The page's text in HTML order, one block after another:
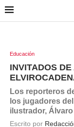
Educación
INVITADOS
Los reporteros
los jugadores
ilustrador,
Escrito por